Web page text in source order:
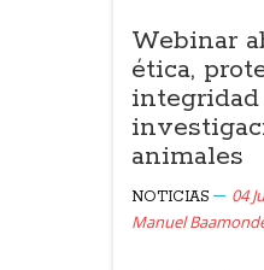
Webinar
ética,
animales
NOTICIAS 04
Manuel